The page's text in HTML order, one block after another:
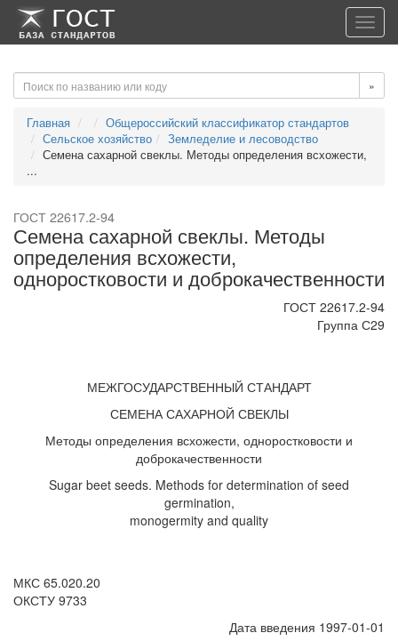
-->-->
»
Главная
Общероссийский классификатор стандартов
Сельское хозяйство
Земледелие и лесоводство
Семена сахарной свеклы. Методы определения всхожести,
...
ГОСТ 22617.2-94
Семена сахарной свеклы. Методы
определения всхожести,
одноростковости и доброкачественности
ГОСТ 22617.2-94
Группа С29
МЕЖГОСУДАРСТВЕННЫЙ СТАНДАРТ
СЕМЕНА САХАРНОЙ СВЕКЛЫ
Методы определения всхожести, одноростковости и
доброкачественности
Sugar beet seeds. Methods for determination of seed
germination,
monogermity and quality
МКС 65.020.20
ОКСТУ 9733
Дата введения 1997-01-01